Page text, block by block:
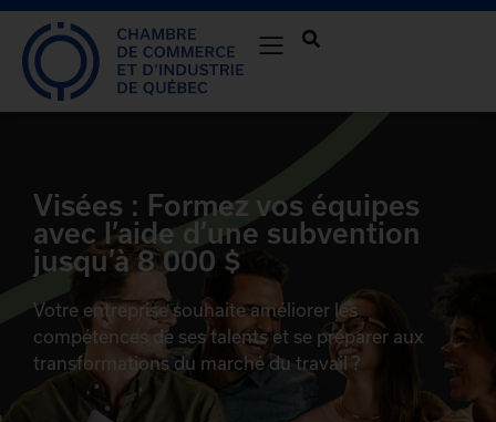
Visées : Formez vos équipes
avec l’aide d’une subvention
jusqu’à 8 000 $
Votre entreprise souhaite améliorer les
compétences de ses talents et se préparer aux
transformations du marché du travail ?